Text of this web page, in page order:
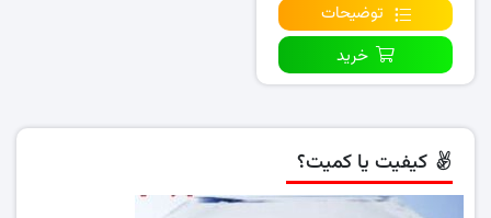
توضیحات
خرید
کیفیت یا کمیت؟